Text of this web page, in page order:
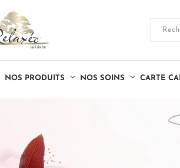
NOS PRODUITS NOS SOINS CARTE